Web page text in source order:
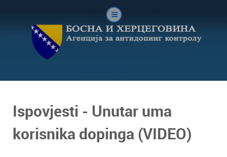
Ispovjesti - Unutar uma
korisnika dopinga (VIDEO)